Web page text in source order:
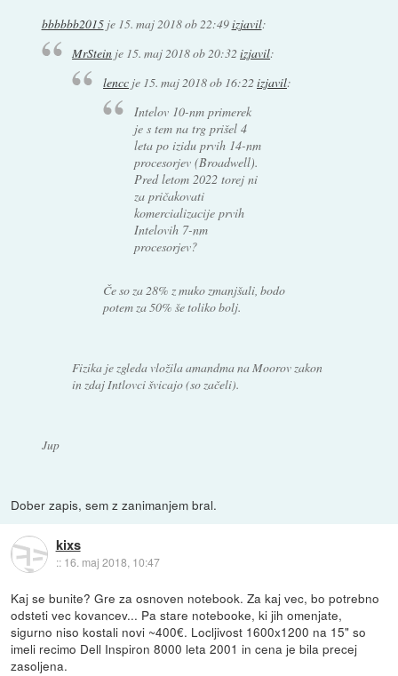
bbbbbb2015je 15. maj 2018 ob 22:49izjavil:
MrStein je 15. maj 2018 ob 20:32izjavil:
lenccje 15. maj 2018 ob 16:22izjavil:
Intelov 10-nm primerek
je s tem na trg prišel 4
leta po izidu prvih 14-nm
procesorjev (Broadwell).
Pred letom 2022 torej ni
za pričakovati
komercializacije prvih
Intelovih 7-nm
procesorjev?
Če so za 28% z muko zmanjšali, bodo
potem za 50% še toliko bolj.
Fizika je zgleda vložila amandma na Moorov zakon
in zdaj Intlovci švicajo (so začeli).
Jup
Dober zapis, sem z zanimanjem bral.
kixs
:: 16. maj 2018, 10:47
Kaj se bunite? Gre za osnoven notebook. Za kaj vec, bo potrebno
odsteti vec kovancev... Pa stare notebooke, ki jih omenjate,
sigurno niso kostali novi ~400€. Locljivost 1600x1200 na 15" so
imeli recimo Dell Inspiron 8000 leta 2001 in cena je bila precej
zasoljena.